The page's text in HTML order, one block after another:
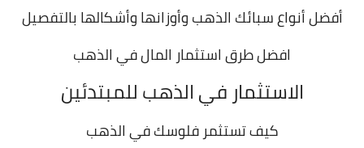
أفضل أنواع سبائك الذهب وأوزانها وأشكالها بالتفصيل
افضل طرق استثمار المال في الذهب
الاستثمار في الذهب للمبتدئين
كيف تستثمر فلوسك في الذهب